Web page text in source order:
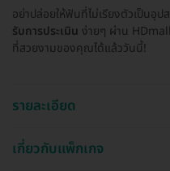
อย่าปล่อยให้ฟันที่ไม่เรียงตัวเป็นอุ
รับการประเมิน ง่ายๆ ผ่าน
ที่สวยงามของคุณได้แล้ววันนี้!
รายละเอียด
เกี่ยวกับแพ็กเกจ